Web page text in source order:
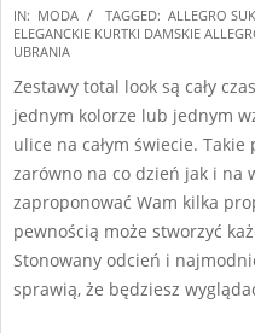
2024-
10-
IN: MODA TAGGED: ALLEGRO
ELEGANCKIE KURTKI DAMSKIE
UBRANIA
Zestawy total look są cały
jednym kolorze lub jednym
ulice na całym świecie.
zarówno na co dzień jak i na
zaproponować Wam kilka
pewnością może stworzyć
Stonowany odcień i
sprawią, że będziesz